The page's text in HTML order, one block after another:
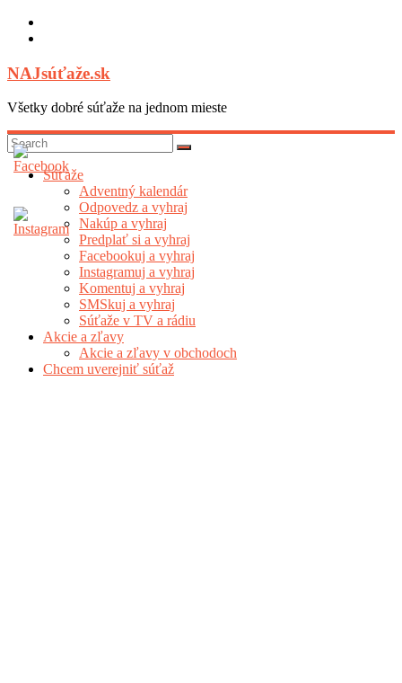
Skip
NAJsúťaže.sk
Všetky dobré súťaže na jednom mieste
Súťaže
Adventný kalendár
Odpovedz a vyhraj
Nakúp a vyhraj
Predplať si a vyhraj
Facebookuj a vyhraj
Instagramuj a vyhraj
Komentuj a vyhraj
SMSkuj a vyhraj
Súťaže v TV a rádiu
Akcie a zľavy
Akcie a zľavy v obchodoch
Chcem uverejniť súťaž